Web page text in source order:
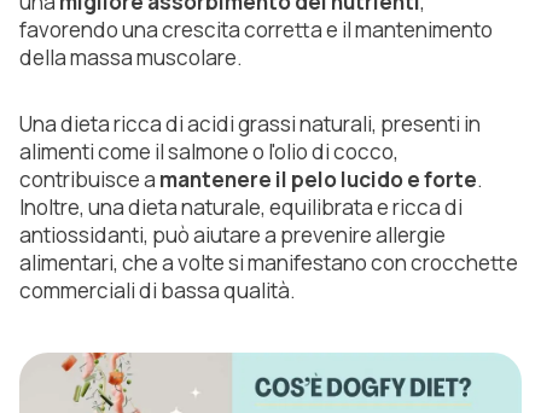
favorendo una crescita corretta e il mantenimento
della massa muscolare.
Una dieta ricca di acidi grassi naturali, presenti in
alimenti come il salmone o l'olio di cocco,
contribuisce a mantenere il pelo lucido e forte.
Inoltre, una dieta naturale, equilibrata e ricca di
antiossidanti, può aiutare a prevenire allergie
alimentari, che a volte si manifestano con crocchette
commerciali di bassa qualità.